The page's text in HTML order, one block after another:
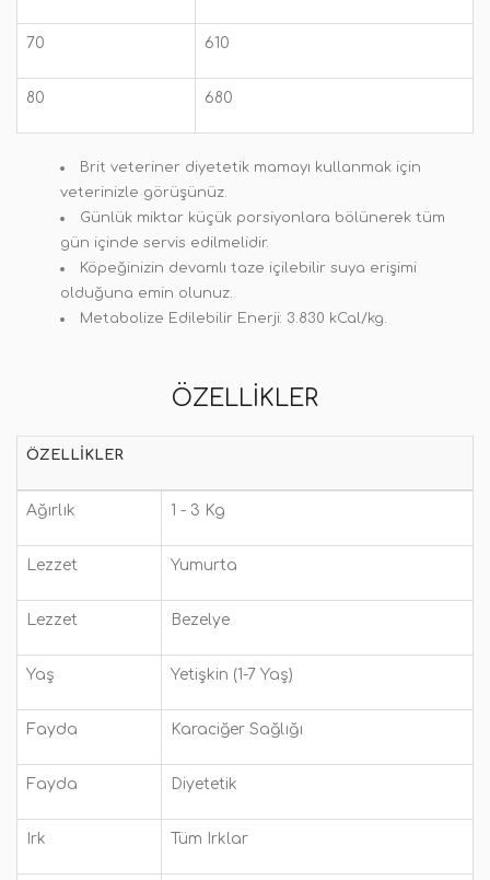
70 610
80 680
Brit veteriner diyetetik mamayı kullanmak için
veterinizle görüşünüz.
Günlük miktar küçük porsiyonlara bölünerek tüm
gün içinde servis edilmelidir.
Köpeğinizin devamlı taze içilebilir suya erişimi
olduğuna emin olunuz.
Metabolize Edilebilir Enerji: 3.830 kCal/kg.
ÖZELLIKLER
ÖZELLIKLER
Ağırlık 1 - 3 Kg
Lezzet Yumurta
Lezzet Bezelye
Yaş Yetişkin (1-7 Yaş)
Fayda Karaciğer Sağlığı
Fayda Diyetetik
Irk Tüm Irklar